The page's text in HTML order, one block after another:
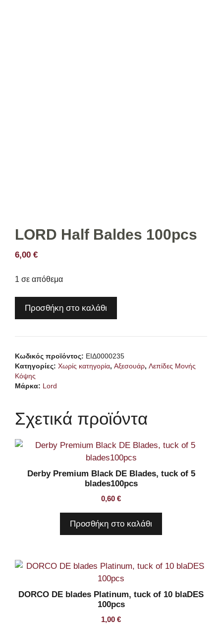
LORD Half Baldes 100pcs
6,00 €
1 σε απόθεμα
100pcs
ποσότητα
Προσθήκη στο καλάθι
Κωδικός προϊόντος: ΕΙΔ0000235
Κατηγορίες: Χωρίς κατηγορία, Αξεσουάρ, Λεπίδες Μονής
Κόψης
Μάρκα:
Lord
Σχετικά προϊόντα
Derby Premium Black DE Blades, tuck of 5
blades100pcs
0,60 €
Προσθήκη στο καλάθι
DORCO DE blades Platinum, tuck of 10 blaDES
100pcs
1,00 €